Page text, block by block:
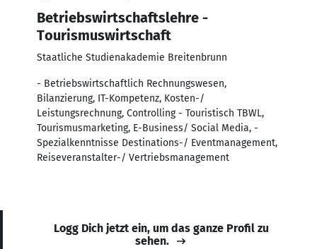
Betriebswirtschaftslehre -
Tourismuswirtschaft
Staatliche Studienakademie Breitenbrunn
- Betriebswirtschaftlich Rechnungswesen,
Bilanzierung, IT-Kompetenz, Kosten-/
Leistungsrechnung, Controlling - Touristisch TBWL,
Tourismusmarketing, E-Business/ Social Media, -
Spezialkenntnisse Destinations-/ Eventmanagement,
Reiseveranstalter-/ Vertriebsmanagement
Logg Dich jetzt ein, um das ganze Profil zu
sehen.